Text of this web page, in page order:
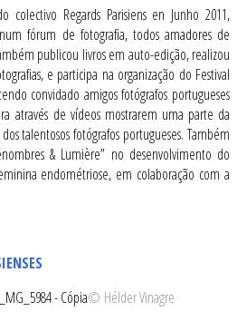
Regards Parisiens en Junho 2011,
fórum de fotografia, todos amadores de
publicou livros em auto-edição, realizou
e participa na organização do Festival
convidado amigos fotógrafos portugueses
através de vídeos mostrarem uma parte da
talentosos fotógrafos portugueses. Também
& Lumière” no desenvolvimento do
endométriose, em colaboração com a
© Hélder Vinagre